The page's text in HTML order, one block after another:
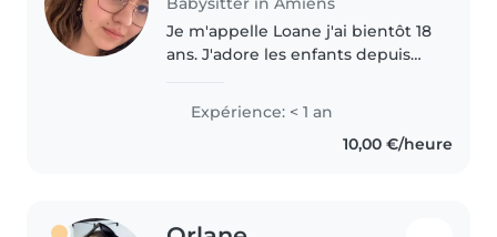
Je m'appelle Loane j'ai bientôt 18
ans. J'adore les enfants depuis
d'enfants de la famille quand il y
a des repas de famille et en en
parlant avec les parents..
Expérience: < 1 an
10,00 €/heure